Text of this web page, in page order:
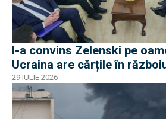
I-a convins Zelenski pe
Ucraina are cărțile în
29 IULIE 2026